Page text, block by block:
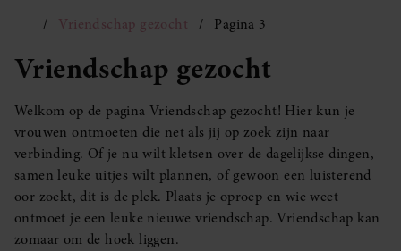
Vriendschap gezocht Pagina 3
Vriendschap gezocht
Welkom op de pagina Vriendschap gezocht! Hier kun je
vrouwen ontmoeten die net als jij op zoek zijn naar
verbinding. Of je nu wilt kletsen over de dagelijkse dingen,
samen leuke uitjes wilt plannen, of gewoon een luisterend
oor zoekt, dit is de plek. Plaats je oproep en wie weet
ontmoet je een leuke nieuwe vriendschap. Vriendschap kan
zomaar om de hoek liggen.